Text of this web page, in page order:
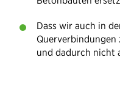
Dass wir auch in
Querverbindungen
und dadurch nicht